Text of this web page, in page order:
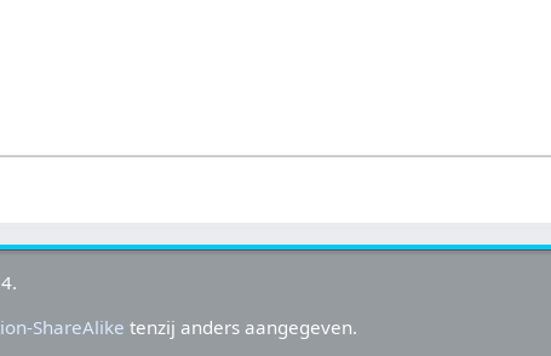
ShareAlike tenzij anders aangegeven.